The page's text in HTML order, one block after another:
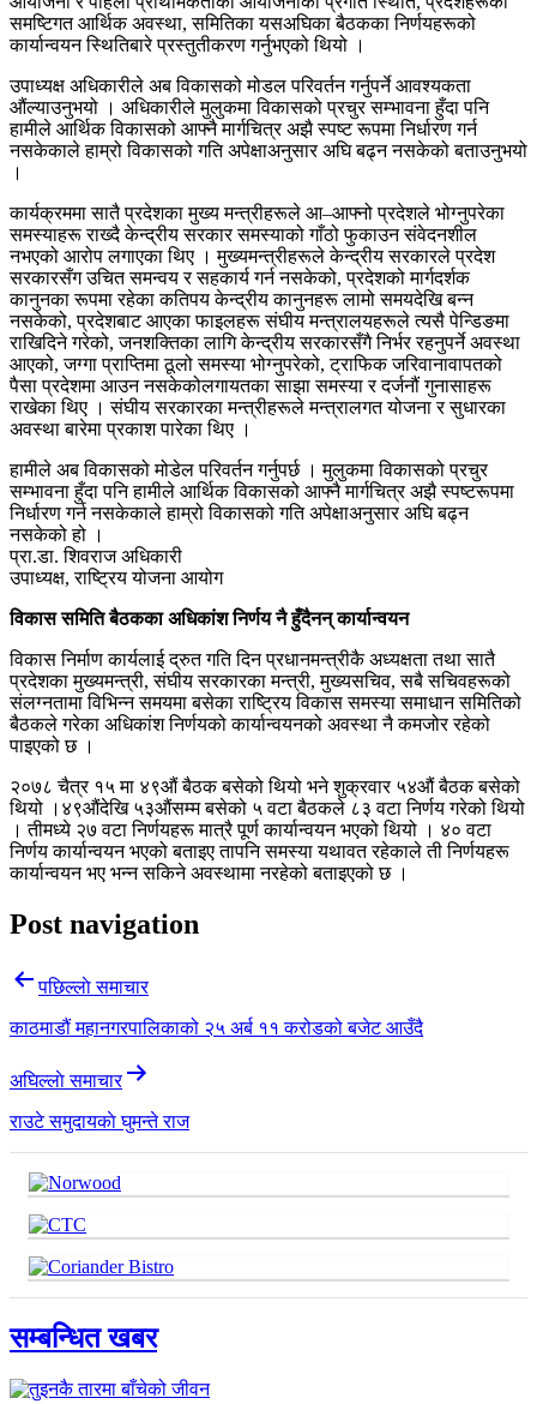
समष्टिगत आर्थिक अवस्था, समितिका यसअघिका बैठकका निर्णयहरूको
कार्यान्वयन स्थितिबारे प्रस्तुतीकरण गर्नुभएको थियो ।
उपाध्यक्ष अधिकारीले अब विकासको मोडल परिवर्तन गर्नुपर्ने आवश्यकता
औंल्याउनुभयो । अधिकारीले मुलुकमा विकासको प्रचुर सम्भावना हुँदा पनि
हामीले आर्थिक विकासको आफ्नै मार्गचित्र अझै स्पष्ट रूपमा निर्धारण गर्न
नसकेकाले हाम्रो विकासको गति अपेक्षाअनुसार अघि बढ्न नसकेको बताउनुभयो
।
कार्यक्रममा सातै प्रदेशका मुख्य मन्त्रीहरूले आ–आफ्नो प्रदेशले भोग्नुपरेका
समस्याहरू राख्दै केन्द्रीय सरकार समस्याको गाँठो फुकाउन संवेदनशील
नभएको आरोप लगाएका थिए । मुख्यमन्त्रीहरूले केन्द्रीय सरकारले प्रदेश
सरकारसँग उचित समन्वय र सहकार्य गर्न नसकेको, प्रदेशको मार्गदर्शक
कानुनका रूपमा रहेका कतिपय केन्द्रीय कानुनहरू लामो समयदेखि बन्न
नसकेको, प्रदेशबाट आएका फाइलहरू संघीय मन्त्रालयहरूले त्यसै पेन्डिङमा
राखिदिने गरेको, जनशक्तिका लागि केन्द्रीय सरकारसँगै निर्भर रहनुपर्ने अवस्था
आएको, जग्गा प्राप्तिमा ठूलो समस्या भोग्नुपरेको, ट्राफिक जरिवानावापतको
पैसा प्रदेशमा आउन नसकेकोलगायतका साझा समस्या र दर्जनौं गुनासाहरू
राखेका थिए । संघीय सरकारका मन्त्रीहरूले मन्त्रालगत योजना र सुधारका
अवस्था बारेमा प्रकाश पारेका थिए ।
हामीले अब विकासको मोडेल परिवर्तन गर्नुपर्छ । मुलुकमा विकासको प्रचुर
सम्भावना हुँदा पनि हामीले आर्थिक विकासको आफ्नै मार्गचित्र अझै स्पष्टरूपमा
निर्धारण गर्न नसकेकाले हाम्रो विकासको गति अपेक्षाअनुसार अघि बढ्न
नसकेको हो ।
प्रा.डा. शिवराज अधिकारी
उपाध्यक्ष, राष्ट्रिय योजना आयोग
विकास समिति बैठकका अधिकांश निर्णय नै हुँदैनन् कार्यान्वयन
विकास निर्माण कार्यलाई द्रुत गति दिन प्रधानमन्त्रीकै अध्यक्षता तथा सातै
प्रदेशका मुख्यमन्त्री, संघीय सरकारका मन्त्री, मुख्यसचिव, सबै सचिवहरूको
संलग्नतामा विभिन्न समयमा बसेका राष्ट्रिय विकास समस्या समाधान समितिको
बैठकले गरेका अधिकांश निर्णयको कार्यान्वयनको अवस्था नै कमजोर रहेको
पाइएको छ ।
२०७८ चैत्र १५ मा ४९औं बैठक बसेको थियो भने शुक्रवार ५४औं बैठक बसेको
थियो ।४९औंदेखि ५३औंसम्म बसेको ५ वटा बैठकले ८३ वटा निर्णय गरेको थियो
। तीमध्ये २७ वटा निर्णयहरू मात्रै पूर्ण कार्यान्वयन भएको थियो । ४० वटा
निर्णय कार्यान्वयन भएको बताइए तापनि समस्या यथावत रहेकाले ती निर्णयहरू
कार्यान्वयन भए भन्न सकिने अवस्थामा नरहेको बताइएको छ ।
Post navigation
पछिल्लाे समाचार
काठमाडौं महानगरपालिकाको २५ अर्ब ११ करोडको बजेट आउँदै
अघिल्लाे समाचार
राउटे समुदायकाे घुमन्ते राज
सम्बन्धित खबर